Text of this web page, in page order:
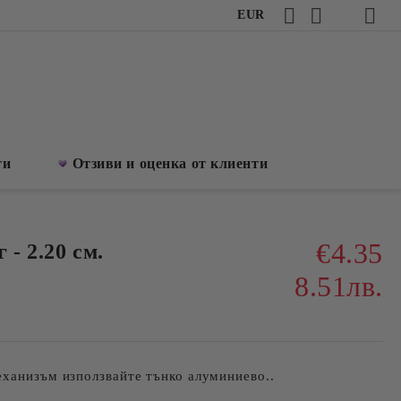
EUR
Отзиви и оценка от клиенти
- 2.20 см.
€4.35
8.51лв.
използвайте тънко алуминиево..